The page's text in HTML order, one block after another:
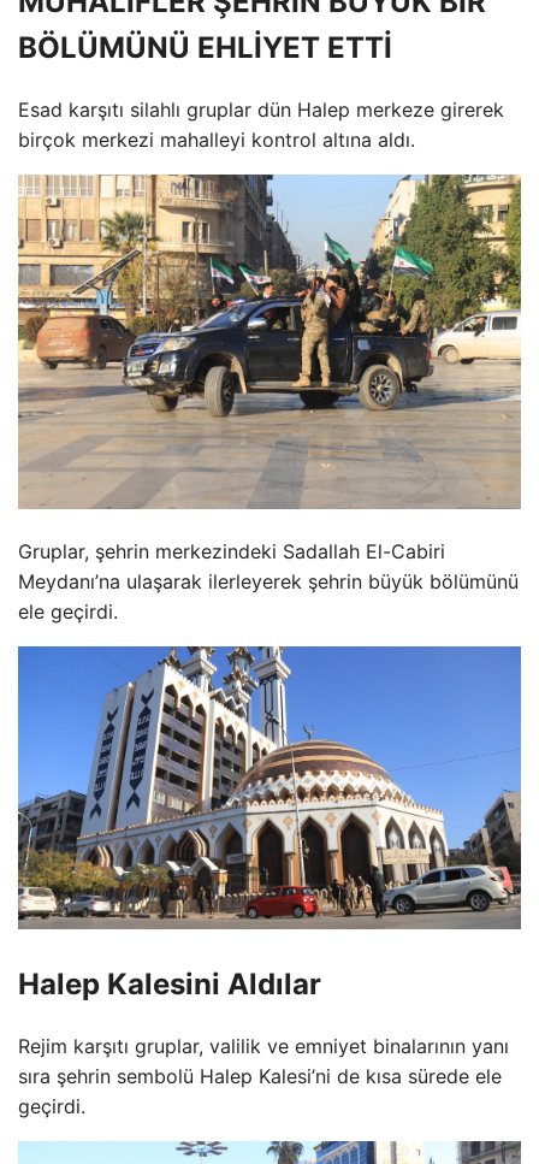
BÖLÜMÜNÜ EHLİYET ETTİ
Esad karşıtı silahlı gruplar dün Halep merkeze girerek
birçok merkezi mahalleyi kontrol altına aldı.
Gruplar, şehrin merkezindeki Sadallah El-Cabiri
Meydanı’na ulaşarak ilerleyerek şehrin büyük bölümünü
ele geçirdi.
Halep Kalesini Aldılar
Rejim karşıtı gruplar, valilik ve emniyet binalarının yanı
sıra şehrin sembolü Halep Kalesi’ni de kısa sürede ele
geçirdi.